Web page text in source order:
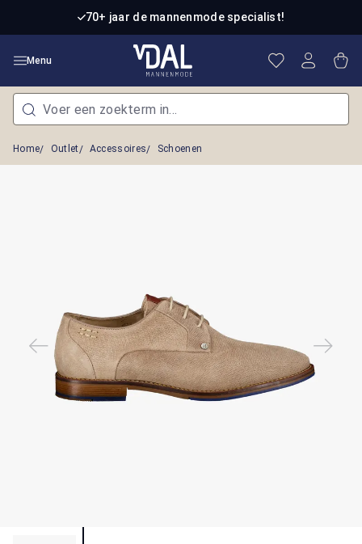
Ga naar de hoofdinhoud70+ jaar de mannenmode specialist!
Menu Je hebt 0
Home Outlet Accessoires Schoenen